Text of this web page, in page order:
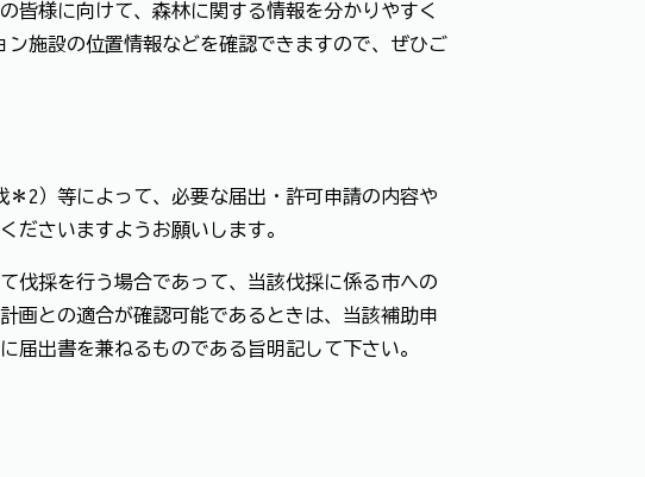
皆様に向けて、森林に関する情報を分かりやすく
施設の位置情報などを確認できますので、ぜひご
2）等によって、必要な届出・許可申請の内容や
ださいますようお願いします。
採を行う場合であって、当該伐採に係る市への
画との適合が確認可能であるときは、当該補助申
届出書を兼ねるものである旨明記して下さい。